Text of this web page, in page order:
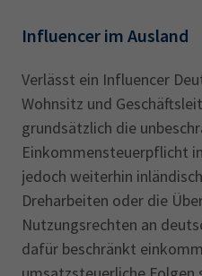
Influencer im Ausland
Verlässt ein Influencer
Wohnsitz und
grundsätzlich die
Einkommensteuerpflicht
jedoch weiterhin
Dreharbeiten oder die
Nutzungsrechten an
dafür beschränkt